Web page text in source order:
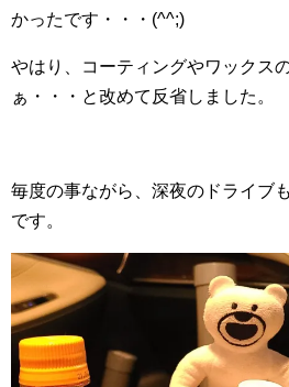
かったです・・・(^^;)ゞ
やはり、コーティングやワックス
ぁ・・・と改めて反省しました。
毎度の事ながら、深夜のドライブ
です。